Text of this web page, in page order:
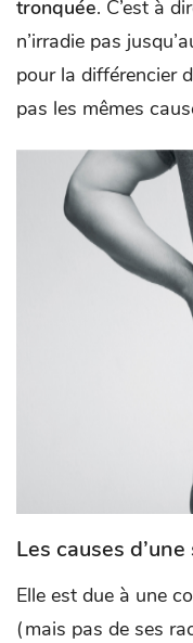
tronquée. C’est à
n’irradie pas
pour la différencier
pas les mêmes
Les causes
Elle est due à une
(mais pas de ses